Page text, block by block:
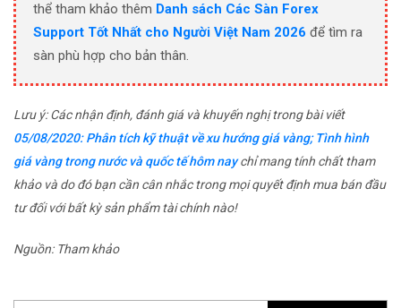
thể tham khảo thêm Danh sách Các Sàn Forex
Support Tốt Nhất cho Người Việt Nam 2026 để tìm ra
sàn phù hợp cho bản thân.
Lưu ý: Các nhận định, đánh giá và khuyến nghị trong bài viết
05/08/2020: Phân tích kỹ thuật về xu hướng giá vàng; Tình hình
giá vàng trong nước và quốc tế hôm naychỉ mang tính chất tham
khảo và do đó bạn cần cân nhắc trong mọi quyết định mua bán đầu
tư đối với bất kỳ sản phẩm tài chính nào!
Nguồn: Tham khảo